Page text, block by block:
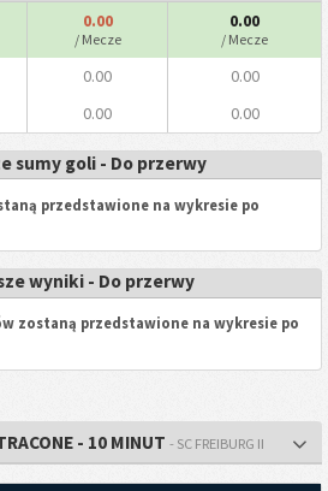
0.00
/ Mecze
0.00
/ Mecze
0.00 0.00
0.00 0.00
sumy goli - Do przerwy
przedstawione na wykresie po
wyniki - Do przerwy
zostaną przedstawione na wykresie po
- 10 MINUT - SC FREIBURG II